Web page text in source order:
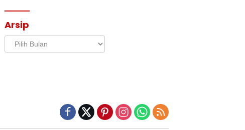
Morombo Pantai
Arsip
Arsip